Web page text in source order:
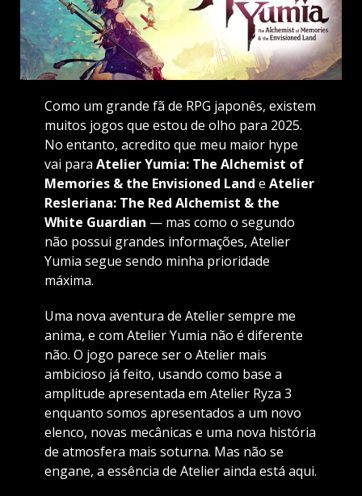
Como um grande fã de RPG japonês, existem
muitos jogos que estou de olho para 2025.
No entanto, acredito que meu maior hype
vai para Atelier Yumia: The Alchemist of
Memories & the Envisioned Land e Atelier
Resleriana: The Red Alchemist & the
White Guardian — mas como o segundo
não possui grandes informações, Atelier
Yumia segue sendo minha prioridade
máxima.
Uma nova aventura de Atelier sempre me
anima, e com Atelier Yumia não é diferente
não. O jogo parece ser o Atelier mais
ambicioso já feito, usando como base a
amplitude apresentada em Atelier Ryza 3
enquanto somos apresentados a um novo
elenco, novas mecânicas e uma nova história
de atmosfera mais soturna. Mas não se
engane, a essência de Atelier ainda está aqui.